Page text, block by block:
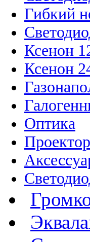
Гибкий
Ксенон
Ксенон
Оптика